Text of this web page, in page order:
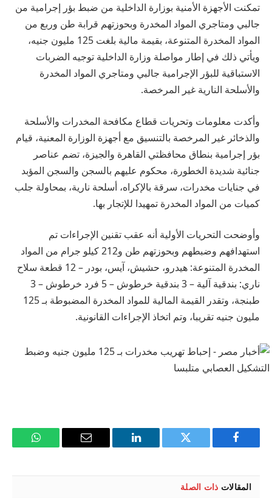
تمكنت الأجهزة الأمنية بوزارة الداخلية من ضبط بؤر إجرامية من
جالبي ومتاجري المواد المخدرة وبحوزتهم قرابة طن وربع من
المواد المخدرة المتنوعة، بقيمة مالية بلغت 125 مليون جنيه،
ويأتي ذلك في إطار مواصلة وزارة الداخلية توجيه الضربات
الاستباقية للبؤر الإجرامية جالبي ومتاجري المواد المخدرة
والأسلحة النارية غير المرخصة.
وأكدت معلومات وتحريات قطاع مكافحة المخدرات والأسلحة
والذخائر غير المرخصة بالتنسيق مع أجهزة الوزارة المعنية، قيام
بؤر إجرامية بنطاق محافظتي القاهرة والجيزة، تضم عناصر
جنائية شديدة الخطورة، محكوم عليهم بالسجن والسجن المؤبد
في جنايات مخدرات، سرقة بالإكراه، أسلحة نارية، بمحاولة جلب
كميات من المواد المخدرة تمهيدا للإتجار بها.
وأوضحت التحريات الأولية أنه عقب تقنين الإجراءات تم
استهدافهم وضبطهم وبحوزتهم طن و212 كيلو جرام من المواد
المخدرة المتنوعة: هيدرو، حشيش، آيس، بودر – 12 قطعة سلاح
ناري: بندقية آلية – 3 بندقية خرطوش – 5 فرد خرطوش – 3
طبنجة، وتقدر القيمة المالية للمواد المخدرة المضبوطة بـ 125
مليون جنيه تقريبا، وتم اتخاذ الإجراءات القانونية.
فيسبوك تويتر لينكدإن
البريد
واتساب
المقالات ذات الصلة